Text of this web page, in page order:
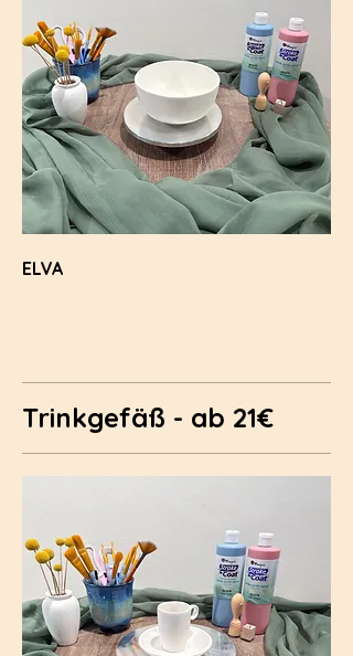
ELVA
Trinkgefäß - ab 21€